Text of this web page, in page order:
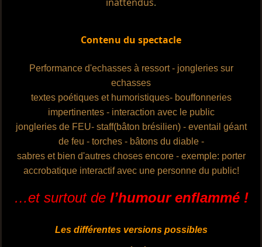
Contenu du spectacle
Performance d'echasses à ressort - jongleries sur
echasses
textes poétiques et humoristiques- bouffonneries
impertinentes - interaction avec le public
jongleries de FEU- staff(bâton brésilien) - eventail géant
de feu - torches - bâtons du diable -
sabres et bien d'autres choses encore - exemple: porter
accrobatique interactif avec une personne du public!
…et surtout de l’humour enflammé !
Les différentes versions possibles